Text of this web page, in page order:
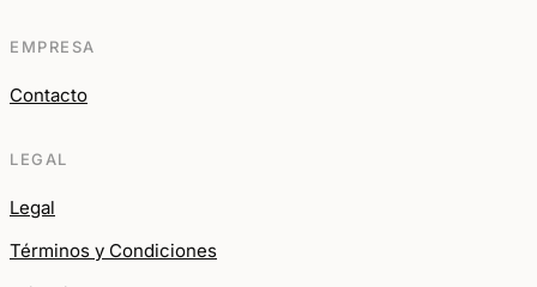
EMPRESA
Contacto
LEGAL
Legal
Términos y Condiciones